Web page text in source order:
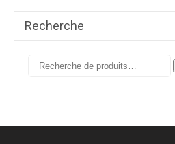
Recherche
Recherche